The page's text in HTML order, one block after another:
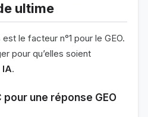
ultime
le facteur n°1 pour le GEO.
pour qu’elles soient
.
une réponse GEO